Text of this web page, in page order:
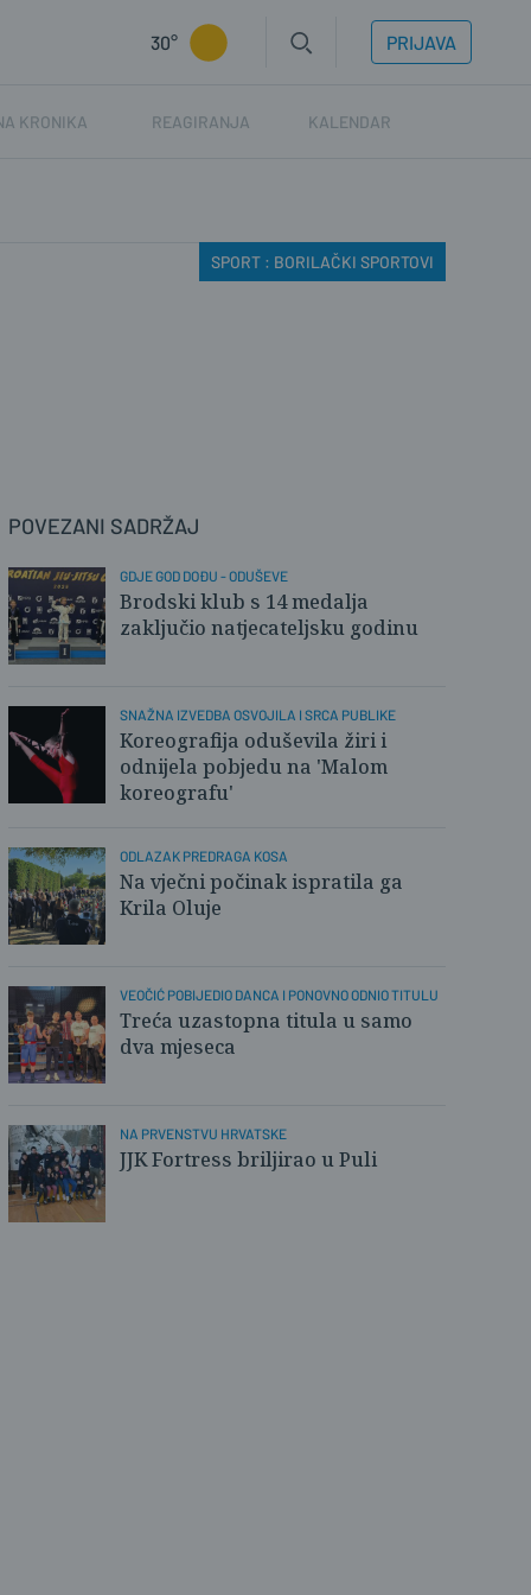
30° PRIJAVA
KRONIKA REAGIRANJA KALENDAR
SPORT : BORILAČKI SPORTOVI
POVEZANI SADRŽAJ
GDJE GOD DOĐU - ODUŠEVE
Brodski klub s 14 medalja
zaključio natjecateljsku godinu
SNAŽNA IZVEDBA OSVOJILA I SRCA PUBLIKE
Koreografija oduševila žiri i
odnijela pobjedu na 'Malom
koreografu'
ODLAZAK PREDRAGA KOSA
Na vječni počinak ispratila ga
Krila Oluje
VEOČIĆ POBIJEDIO DANCA I PONOVNO ODNIO TITULU
Treća uzastopna titula u samo
dva mjeseca
NA PRVENSTVU HRVATSKE
JJK Fortress briljirao u Puli